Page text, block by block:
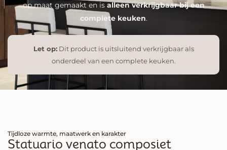
op maat gemaakt en isalleen verkrijgbaar bij een
complete keuken.
Let op:Dit product is uitsluitend verkrijgbaar als
onderdeel van een complete keuken.
Tijdloze warmte, maatwerk en karakter
Statuario venato composiet